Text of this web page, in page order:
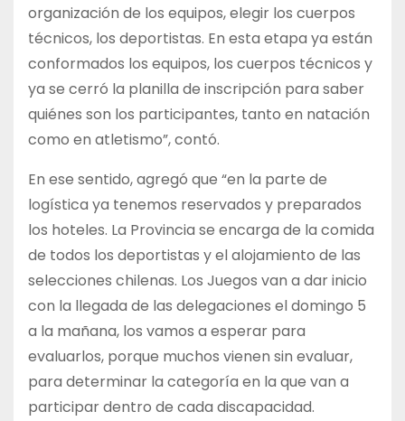
organización de los equipos, elegir los cuerpos
técnicos, los deportistas. En esta etapa ya están
conformados los equipos, los cuerpos técnicos y
ya se cerró la planilla de inscripción para saber
quiénes son los participantes, tanto en natación
como en atletismo”, contó.
En ese sentido, agregó que “en la parte de
logística ya tenemos reservados y preparados
los hoteles. La Provincia se encarga de la comida
de todos los deportistas y el alojamiento de las
selecciones chilenas. Los Juegos van a dar inicio
con la llegada de las delegaciones el domingo 5
a la mañana, los vamos a esperar para
evaluarlos, porque muchos vienen sin evaluar,
para determinar la categoría en la que van a
participar dentro de cada discapacidad.